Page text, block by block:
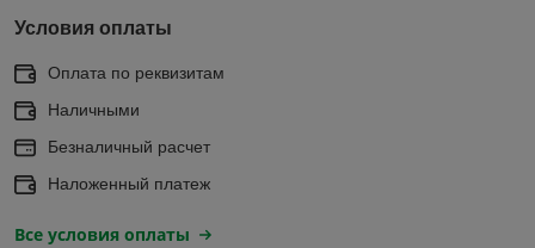
Условия оплаты
Оплата по реквизитам
Наличными
Безналичный расчет
Наложенный платеж
Все условия оплаты